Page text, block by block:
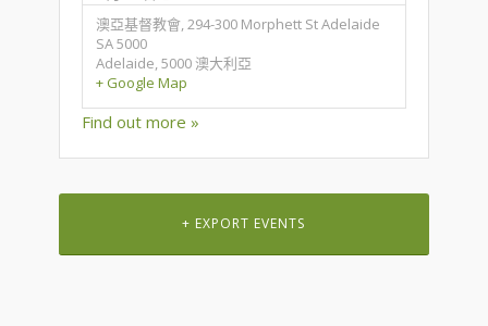
澳亞基督教會,294-300 Morphett St Adelaide
SA 5000
Adelaide,5000澳大利亞
+ Google Map
Find out more »
+ EXPORT EVENTS